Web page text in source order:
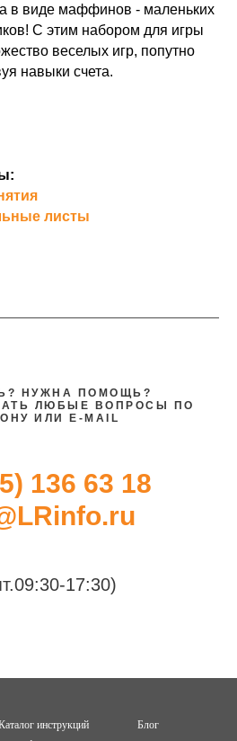
в виде маффинов - маленьких
С этим набором для игры
веселых игр, попутно
навыки счета.
листы
НУЖНА ПОМОЩЬ?
ЛЮБЫЕ ВОПРОСЫ ПО
ИЛИ E-MAIL
136 63 18
17:30)
инструкций
Блог